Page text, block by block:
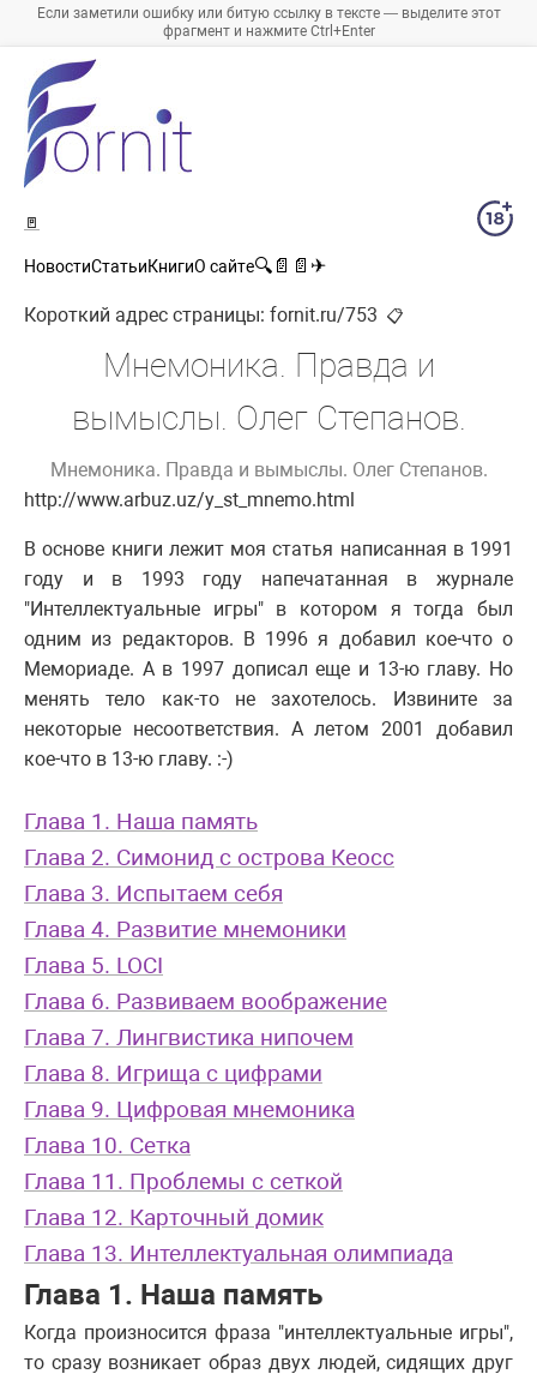
Если заметили ошибку или битую ссылку в тексте — выделите этот
фрагмент и нажмите Ctrl+Enter
🚪
НовостиСтатьиКнигиО сайте🔍 📄 📄 ✈
Короткий адрес страницы: fornit.ru/753 📋
Мнемоника. Правда и
вымыслы. Олег Степанов.
Мнемоника. Правда и вымыслы. Олег Степанов.
http://www.arbuz.uz/y_st_mnemo.html
В основе книги лежит моя статья написанная в 1991
году и в 1993 году напечатанная в журнале
"Интеллектуальные игры" в котором я тогда был
одним из редакторов. В 1996 я добавил кое-что о
Мемориаде. А в 1997 дописал еще и 13-ю главу. Но
менять тело как-то не захотелось. Извините за
некоторые несоответствия. А летом 2001 добавил
кое-что в 13-ю главу. :-)
Глава 1. Наша память
Глава 2. Симонид с острова Кеосс
Глава 3. Испытаем себя
Глава 4. Развитие мнемоники
Глава 5. LOCI
Глава 6. Развиваем воображение
Глава 7. Лингвистика нипочем
Глава 8. Игрища с цифрами
Глава 9. Цифровая мнемоника
Глава 10. Сетка
Глава 11. Проблемы с сеткой
Глава 12. Карточный домик
Глава 13. Интеллектуальная олимпиада
Глава 1. Наша память
Когда произносится фраза "интеллектуальные игры",
то сразу возникает образ двух людей, сидящих друг